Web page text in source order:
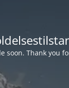
soon. Thank you